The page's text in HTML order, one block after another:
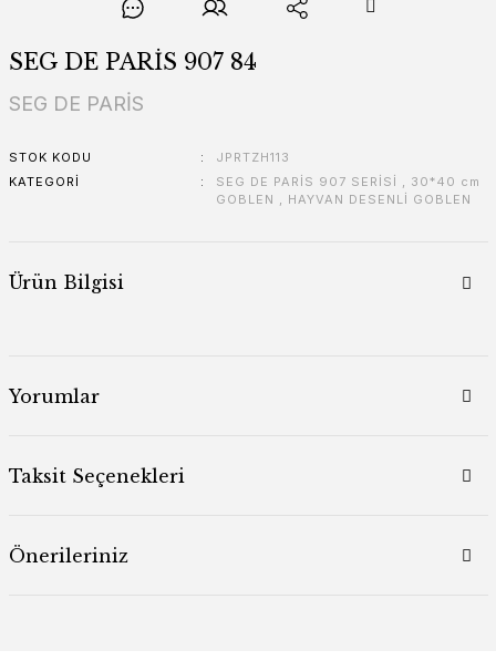
SEG DE PARİS 907 84
SEG DE PARİS
STOK KODU
JPRTZH113
KATEGORI
SEG DE PARİS 907 SERİSİ , 30*40 cm
GOBLEN , HAYVAN DESENLİ GOBLEN
Ürün Bilgisi
Yorumlar
Taksit Seçenekleri
Önerileriniz